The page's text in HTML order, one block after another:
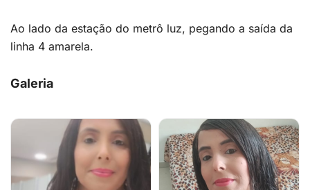
Ao lado da estação do metrô luz, pegando a saída da
linha 4 amarela.
Galeria